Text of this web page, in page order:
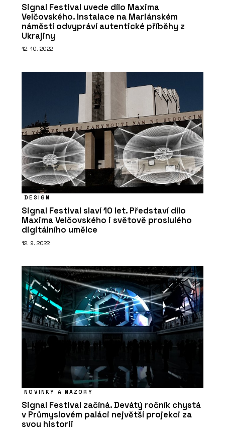
Signal Festival uvede dílo Maxima
Velčovského. Instalace na Mariánském
náměstí odvypráví autentické příběhy z
Ukrajiny
12. 10. 2022
DESIGN
Signal Festival slaví 10 let. Představí dílo
Maxima Velčovského i světově proslulého
digitálního umělce
12. 9. 2022
NOVINKY A NÁZORY
Signal Festival začíná. Devátý ročník chystá
v Průmyslovém paláci největší projekci za
svou historii